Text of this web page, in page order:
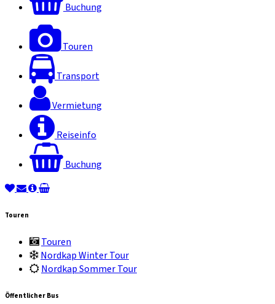
Buchung
Touren
Transport
Vermietung
Reiseinfo
Buchung
Touren
Touren
Nordkap Winter Tour
Nordkap Sommer Tour
Öffentlicher Bus